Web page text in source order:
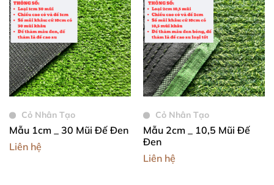
Cỏ Nhân Tạo
Mẫu 1cm _ 30 Mũi Đế Đen
Liên hệ
Cỏ Nhân Tạo
Mẫu 2cm _ 10,5 Mũi Đế
Đen
Liên hệ